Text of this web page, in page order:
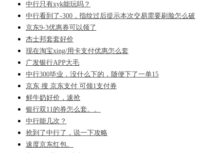
中行只有xyk能玩吗？
中行看到了-300，指纹过后提示本次交易需要刷脸怎么破
京东9-3优惠券可以领了
杰士邦套套好价
现在淘宝xing/用卡支付优惠怎么套
广发银行APP大毛
中行300毕业，没什么下的，随便下了一单15
京东 搜 京东支付 可领1支付券
鲜牛奶好价，速抢
银行双11的券怎么套。。
中行能几次？
抢到了中行了，说一下攻略
速度京东红包。